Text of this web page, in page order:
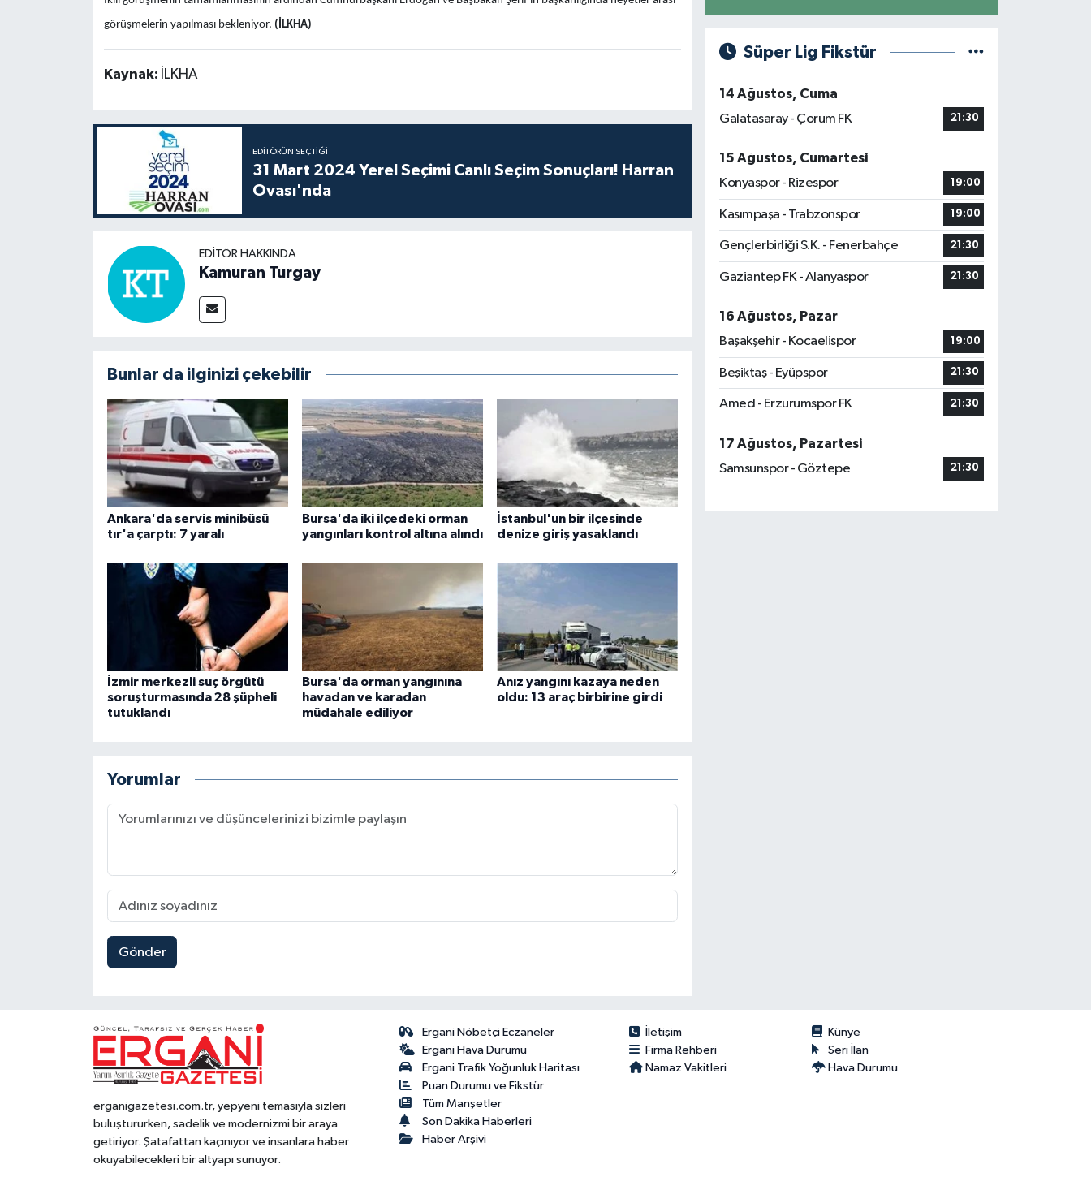
görüşmelerin yapılması bekleniyor. (İLKHA)
Kaynak: İLKHA
EDITÖRÜN SEÇTIĞI
31 Mart 2024 Yerel Seçimi Canlı Seçim Sonuçları! Harran
Ovası'nda
EDITÖR HAKKINDA
Kamuran Turgay
Bunlar da ilginizi çekebilir
Ankara'da servis minibüsü
tır'a çarptı: 7 yaralı
Bursa'da iki ilçedeki orman
yangınları kontrol altına alındı
İstanbul'un bir ilçesinde
denize giriş yasaklandı
İzmir merkezli suç örgütü
soruşturmasında 28 şüpheli
tutuklandı
Bursa'da orman yangınına
havadan ve karadan
müdahale ediliyor
Anız yangını kazaya neden
oldu: 13 araç birbirine girdi
Yorumlar
Gönder
Süper Lig Fikstür
14 Ağustos, Cuma
Galatasaray - Çorum FK
21:30
15 Ağustos, Cumartesi
Konyaspor - Rizespor
19:00
Kasımpaşa - Trabzonspor 19:00
Gençlerbirliği S.K. - Fenerbahçe 21:30
Gaziantep FK - Alanyaspor 21:30
16 Ağustos, Pazar
Başakşehir - Kocaelispor
19:00
Beşiktaş - Eyüpspor 21:30
Amed - Erzurumspor FK 21:30
17 Ağustos, Pazartesi
Samsunspor - Göztepe
21:30
erganigazetesi.com.tr, yepyeni temasıyla sizleri
buluştururken, sadelik ve modernizmi bir araya
getiriyor. Şatafattan kaçınıyor ve insanlara haber
okuyabilecekleri bir altyapı sunuyor.
Ergani Nöbetçi Eczaneler
Ergani Hava Durumu
Ergani Trafik Yoğunluk Haritası
Puan Durumu ve Fikstür
Tüm Manşetler
Son Dakika Haberleri
Haber Arşivi
İletişim
Künye
Firma Rehberi
Seri İlan
Namaz Vakitleri
Hava Durumu